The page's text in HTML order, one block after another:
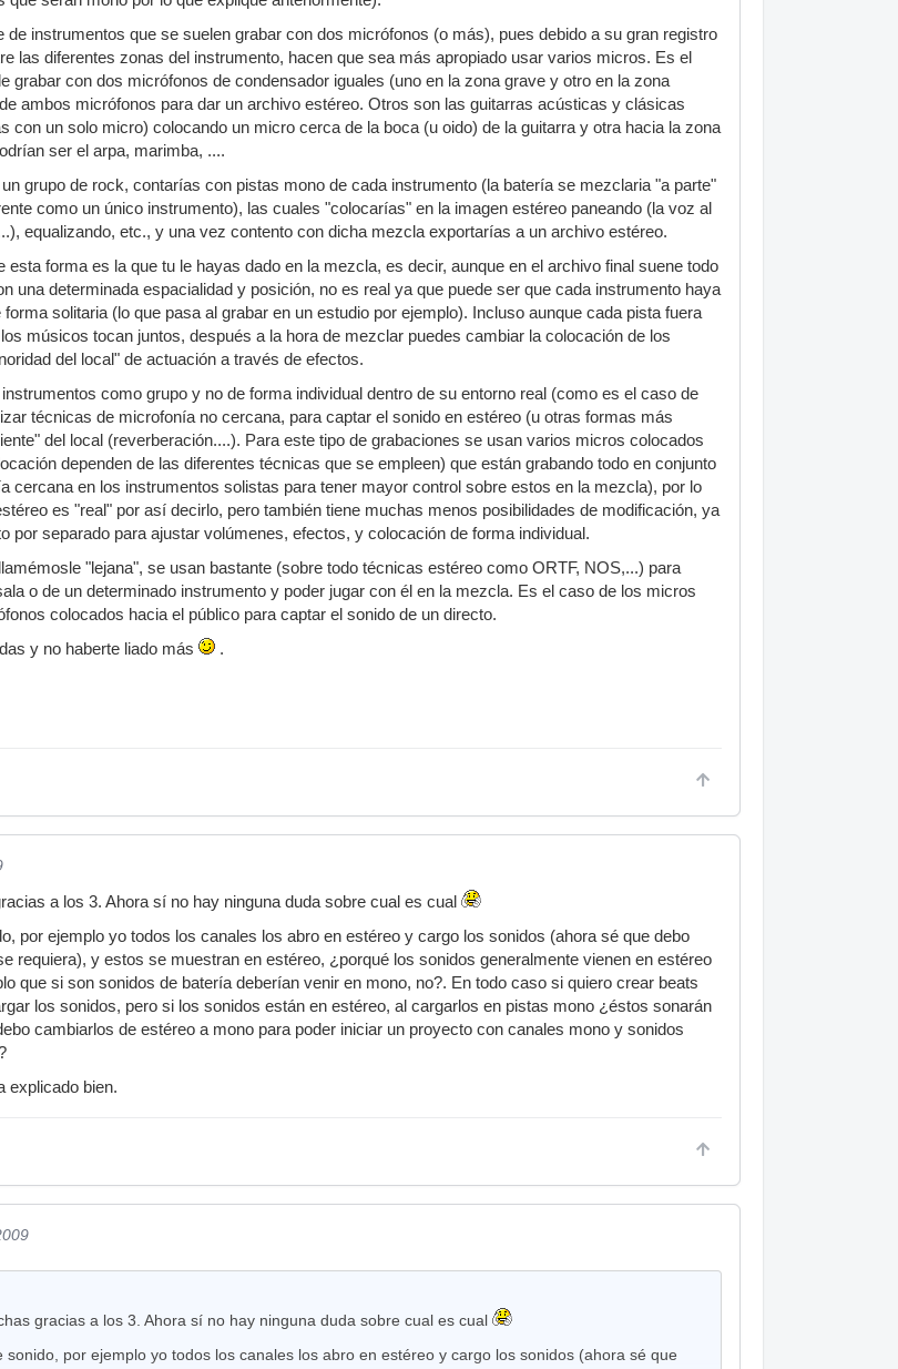
de instrumentos que se suelen grabar con dos micrófonos (o más), pues debido a su gran registro
las diferentes zonas del instrumento, hacen que sea más apropiado usar varios micros. Es el
grabar con dos micrófonos de condensador iguales (uno en la zona grave y otro en la zona
ambos micrófonos para dar un archivo estéreo. Otros son las guitarras acústicas y clásicas
con un solo micro) colocando un micro cerca de la boca (u oido) de la guitarra y otra hacia la zona
ser el arpa, marimba, ....
grupo de rock, contarías con pistas mono de cada instrumento (la batería se mezclaria "a parte"
como un único instrumento), las cuales "colocarías" en la imagen estéreo paneando (la voz al
equalizando, etc., y una vez contento con dicha mezcla exportarías a un archivo estéreo.
esta forma es la que tu le hayas dado en la mezcla, es decir, aunque en el archivo final suene todo
una determinada espacialidad y posición, no es real ya que puede ser que cada instrumento haya
solitaria (lo que pasa al grabar en un estudio por ejemplo). Incluso aunque cada pista fuera
músicos tocan juntos, después a la hora de mezclar puedes cambiar la colocación de los
del local" de actuación a través de efectos.
como grupo y no de forma individual dentro de su entorno real (como es el caso de
técnicas de microfonía no cercana, para captar el sonido en estéreo (u otras formas más
del local (reverberación....). Para este tipo de grabaciones se usan varios micros colocados
dependen de las diferentes técnicas que se empleen) que están grabando todo en conjunto
cercana en los instrumentos solistas para tener mayor control sobre estos en la mezcla), por lo
es "real" por así decirlo, pero también tiene muchas menos posibilidades de modificación, ya
por separado para ajustar volúmenes, efectos, y colocación de forma individual.
"lejana", se usan bastante (sobre todo técnicas estéreo como ORTF, NOS,...) para
o de un determinado instrumento y poder jugar con él en la mezcla. Es el caso de los micros
colocados hacia el público para captar el sonido de un directo.
y no haberte liado más
.
a los 3. Ahora sí no hay ninguna duda sobre cual es cual
por ejemplo yo todos los canales los abro en estéreo y cargo los sonidos (ahora sé que debo
requiera), y estos se muestran en estéreo, ¿porqué los sonidos generalmente vienen en estéreo
que si son sonidos de batería deberían venir en mono, no?. En todo caso si quiero crear beats
los sonidos, pero si los sonidos están en estéreo, al cargarlos en pistas mono ¿éstos sonarán
cambiarlos de estéreo a mono para poder iniciar un proyecto con canales mono y sonidos
explicado bien.
gracias a los 3. Ahora sí no hay ninguna duda sobre cual es cual
sonido, por ejemplo yo todos los canales los abro en estéreo y cargo los sonidos (ahora sé que